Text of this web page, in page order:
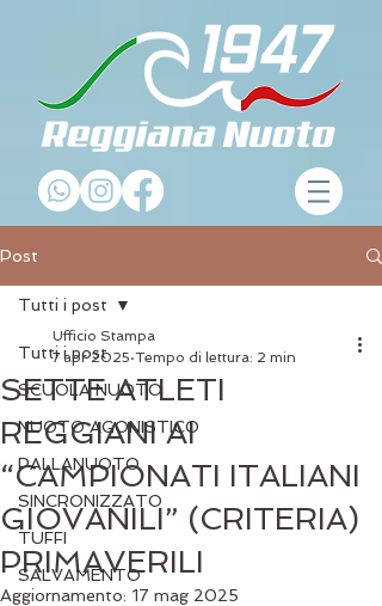
Post
Tutti i post
SCUOLA NUOTO
NUOTO AGONISTICO
PALLANUOTO
SINCRONIZZATO
TUFFI
SALVAMENTO
Tutti i post
SETTE ATLETI
REGGIANI AI
“CAMPIONATI ITALIANI
GIOVANILI” (CRITERIA)
PRIMAVERILI
Ufficio Stampa
7 apr 2025 Tempo di lettura: 2 min
Aggiornamento: 17 mag 2025